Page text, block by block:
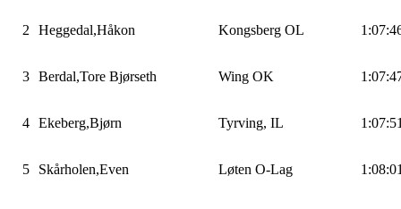
2 Heggedal,Håkon Kongsberg OL
3 Berdal,Tore Bjørseth Wing OK
4 Ekeberg,Bjørn Tyrving, IL
5 Skårholen,Even Løten O-Lag